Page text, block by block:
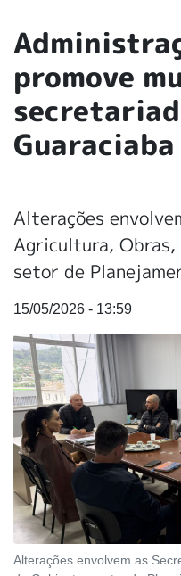
promove
Guaraciaba
Alterações
Agricultura, Obras,
setor de
15/05/2026 - 13:59
Alterações envolvem as